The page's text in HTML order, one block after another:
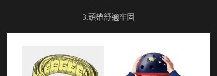
3.頭帶舒適牢固